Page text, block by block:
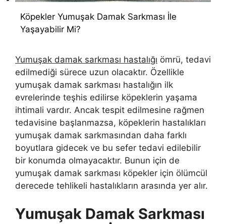
Köpekler Yumuşak Damak Sarkması İle
Yaşayabilir Mi?
Yumuşak damak sarkması hastalığı ömrü, tedavi
edilmediği sürece uzun olacaktır. Özellikle
yumuşak damak sarkması hastalığın ilk
evrelerinde teşhis edilirse köpeklerin yaşama
ihtimali vardır. Ancak tespit edilmesine rağmen
tedavisine başlanmazsa, köpeklerin hastalıkları
yumuşak damak sarkmasından daha farklı
boyutlara gidecek ve bu sefer tedavi edilebilir
bir konumda olmayacaktır. Bunun için de
yumuşak damak sarkması köpekler için ölümcül
derecede tehlikeli hastalıkların arasında yer alır.
Yumuşak Damak Sarkması